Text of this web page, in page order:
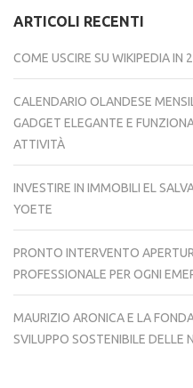
ARTICOLI RECENTI
COME USCIRE SU WIKIPEDIA IN
CALENDARIO OLANDESE
GADGET ELEGANTE E
ATTIVITÀ
INVESTIRE IN IMMOBILI EL
YOETE
PRONTO INTERVENTO
PROFESSIONALE PER OGNI
MAURIZIO ARONICA E LA
SVILUPPO SOSTENIBILE DELLE